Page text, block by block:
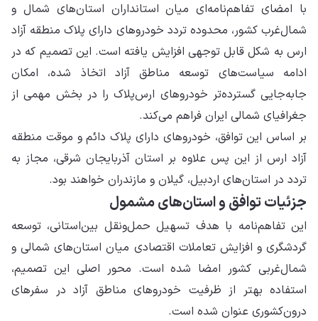
با امضای تفاهم‌نامه‌ای میان استانداران استان‌های شمال و
شمال‌غرب کشور، محدوده تردد خودروهای دارای پلاک منطقه آزاد
ارس به شکل قابل توجهی افزایش یافته است. این تصمیم که در
ادامه سیاست‌های توسعه مناطق آزاد اتخاذ شده، امکان
جابه‌جایی گسترده‌تر خودروهای ارس‌پلاک را در بخش مهمی از
جغرافیای شمالی ایران فراهم می‌کند.
بر اساس این توافق، خودروهای دارای پلاک دائم و موقت منطقه
آزاد ارس از این پس علاوه بر استان آذربایجان شرقی، مجاز به
تردد در استان‌های اردبیل، گیلان و مازندران خواهند بود.
جزئیات توافق و استان‌های مشمول
این تفاهم‌نامه با هدف تسهیل حمل‌ونقل بین‌استانی، توسعه
گردشگری و افزایش تعاملات اقتصادی میان استان‌های شمالی و
شمال‌غربی کشور امضا شده است. محور اصلی این تصمیم،
استفاده بهتر از ظرفیت خودروهای مناطق آزاد در سفرهای
درون‌کشوری عنوان شده است.